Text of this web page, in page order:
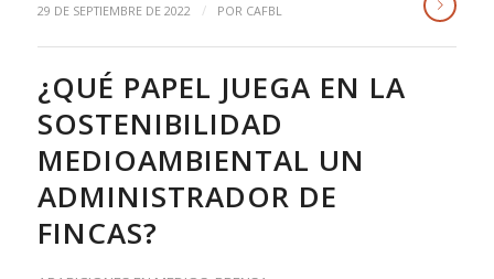
29 DE SEPTIEMBRE DE 2022 / POR CAFBL
¿QUÉ PAPEL JUEGA EN LA
SOSTENIBILIDAD
MEDIOAMBIENTAL UN
ADMINISTRADOR DE
FINCAS?